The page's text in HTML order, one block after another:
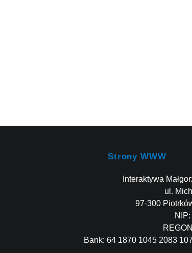
Strony WWW
Interaktywa
ul.
97-300
Bank: 64 1870 1045 2083